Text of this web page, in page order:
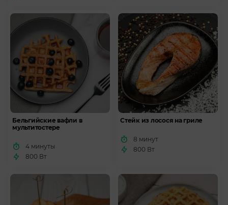
Бельгийские вафли в
мультитостере
4 минуты
800 Вт
Стейк из лосося на гриле
8 минут
800 Вт